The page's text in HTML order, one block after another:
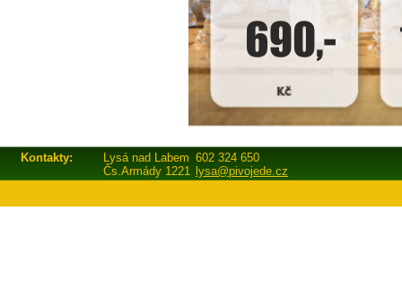
Kontakty: Lysá nad Labem 602 324 650
Čs.Armády 1221 lysa@pivojede.cz